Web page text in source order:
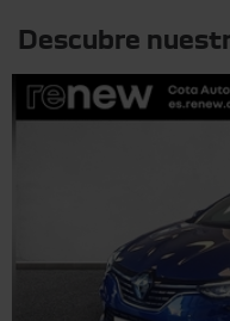
Descubre